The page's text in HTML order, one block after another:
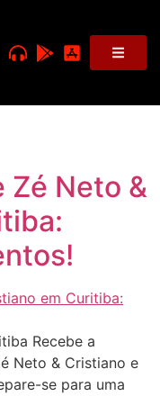
Zé Neto &
Recebe a
Neto & Cristiano e
se para uma